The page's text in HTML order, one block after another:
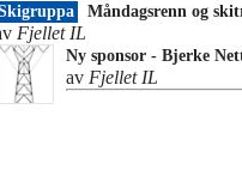
Måndagsrenn og
Fjellet IL
Ny sponsor - Bjerke
av Fjellet IL